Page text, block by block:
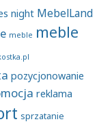
night MebelLand
meble meble
pozycjonowanie
reklama
sprzatanie